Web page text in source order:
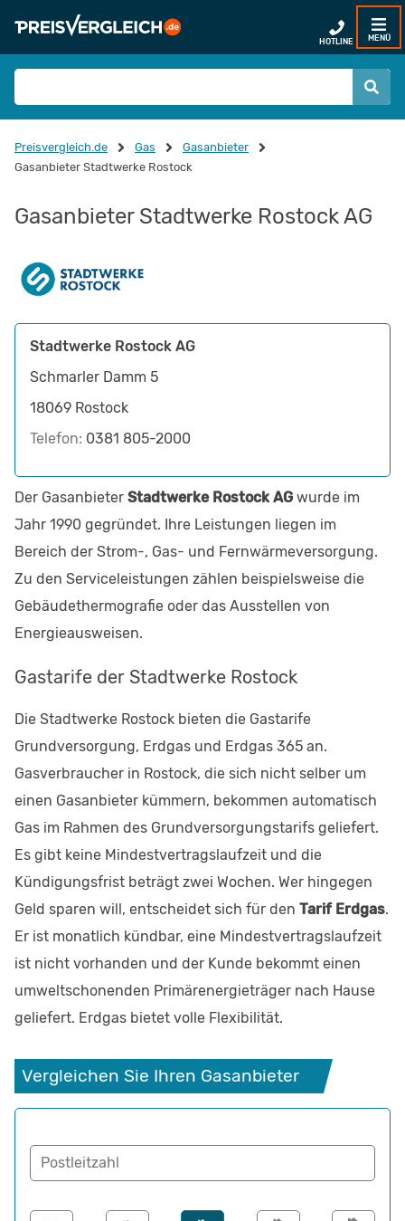
HOTLINE MENÜ
Preisvergleich.de Gas
Gasanbieter
Gasanbieter Stadtwerke Rostock
Gasanbieter Stadtwerke Rostock AG
Stadtwerke Rostock AG
Schmarler Damm 5
18069 Rostock
Telefon: 0381 805-2000
Der Gasanbieter Stadtwerke Rostock AG wurde im
Jahr 1990 gegründet. Ihre Leistungen liegen im
Bereich der Strom-, Gas- und Fernwärmeversorgung.
Zu den Serviceleistungen zählen beispielsweise die
Gebäudethermografie oder das Ausstellen von
Energieausweisen.
Gastarife der Stadtwerke Rostock
Die Stadtwerke Rostock bieten die Gastarife
Grundversorgung, Erdgas und Erdgas 365 an.
Gasverbraucher in Rostock, die sich nicht selber um
einen Gasanbieter kümmern, bekommen automatisch
Gas im Rahmen des Grundversorgungstarifs geliefert.
Es gibt keine Mindestvertragslaufzeit und die
Kündigungsfrist beträgt zwei Wochen. Wer hingegen
Geld sparen will, entscheidet sich für den Tarif Erdgas.
Er ist monatlich kündbar, eine Mindestvertragslaufzeit
ist nicht vorhanden und der Kunde bekommt einen
umweltschonenden Primärenergieträger nach Hause
geliefert. Erdgas bietet volle Flexibilität.
Vergleichen Sie Ihren Gasanbieter
Postleitzahl